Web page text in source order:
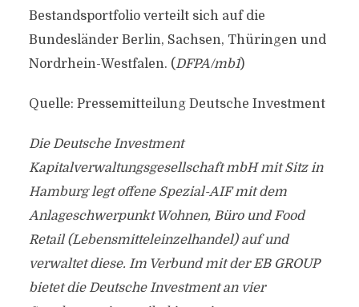
Bestandsportfolio verteilt sich auf die
Bundesländer Berlin, Sachsen, Thüringen und
Nordrhein-Westfalen. (DFPA/mb1)
Quelle: Pressemitteilung Deutsche Investment
Die Deutsche Investment
Kapitalverwaltungsgesellschaft mbH mit Sitz in
Hamburg legt offene Spezial-AIF mit dem
Anlageschwerpunkt Wohnen, Büro und Food
Retail (Lebensmitteleinzelhandel) auf und
verwaltet diese. Im Verbund mit der EB GROUP
bietet die Deutsche Investment an vier